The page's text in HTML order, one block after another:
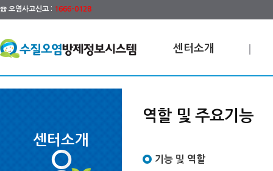
☎ 오염사고신고 : 1666-0128
센터소개
센터소개
역할 및 주요기능
기능 및 역할